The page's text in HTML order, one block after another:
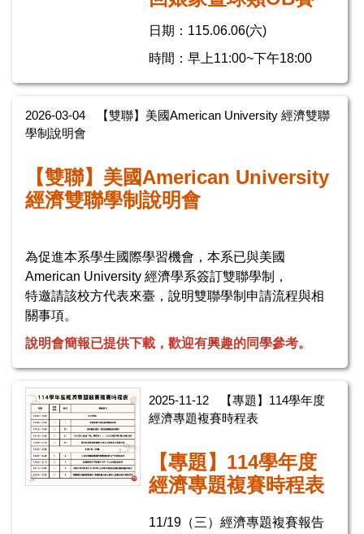
日期：115.06.06(六)
時間：早上11:00~下午18:00
2026-03-04
【雙聯】美國American University 經濟雙聯
學制說明會
【雙聯】美國American University
經濟雙聯學制說明會
為促進本系學生國際學習機會，本系已與美國
American University 經濟學系簽訂雙聯學制，
特邀請該校方代表來臺，說明雙聯學制申請流程與相
關事項。
說明會簡報已提供下載，歡迎有興趣的同學參考。
2025-11-12
【專題】114學年度
經濟專題複賽時程表
【專題】114學年度
經濟專題複賽時程表
11/19（三）經濟專題複賽報告